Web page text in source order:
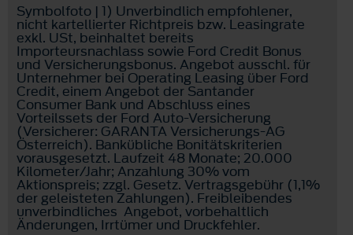
Symbolfoto | 1) Unverbindlich empfohlener,
nicht kartellierter Richtpreis bzw. Leasingrate
exkl. USt, beinhaltet bereits
Importeursnachlass sowie Ford Credit Bonus
und Versicherungsbonus. Angebot ausschl. für
Unternehmer bei Operating Leasing über Ford
Credit, einem Angebot der Santander
Consumer Bank und Abschluss eines
Vorteilssets der Ford Auto-Versicherung
(Versicherer: GARANTA Versicherungs-AG
Österreich). Bankübliche Bonitätskriterien
vorausgesetzt. Laufzeit 48 Monate; 20.000
Kilometer/Jahr; Anzahlung 30% vom
Aktionspreis; zzgl. Gesetz. Vertragsgebühr (1,1%
der geleisteten Zahlungen). Freibleibendes
unverbindliches Angebot, vorbehaltlich
Änderungen, Irrtümer und Druckfehler.